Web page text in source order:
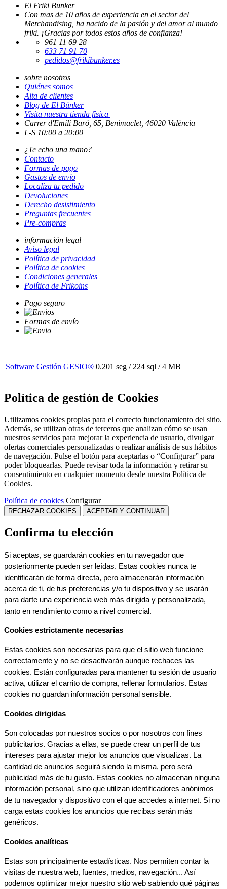
El Friki Bunker
Con mas de 10 años de experiencia en el sector del
Merchandising, ha nacido de la pasión y del amor al mundo
friki. ¡Gracias por todos estos años de confianza!
961 11 69 28
633 71 91 70
pedidos@frikibunker.es
sobre nosotros
Quiénes somos
Alta de clientes
Blog de El Búnker
Visita nuestra tienda física
Carrer d'Emili Baró, 65, Benimaclet, 46020 València
L-S 10:00 a 20:00
¿Te echo una mano?
Contacto
Formas de pago
Gastos de envío
Localiza tu pedido
Devoluciones
Derecho desistimiento
Preguntas frecuentes
Pre-compras
información legal
Aviso legal
Política de privacidad
Política de cookies
Condiciones generales
Política de Frikoins
Pago seguro
Formas de envío
Software Gestión GESIO® 0.201 seg / 224 sql / 4 MB
Política de gestión de Cookies
Utilizamos cookies propias para el correcto funcionamiento del sitio.
Además, se utilizan otras de terceros que analizan cómo se usan
nuestros servicios para mejorar la experiencia de usuario, divulgar
ofertas comerciales personalizadas o realizar análisis de sus hábitos
de navegación. Pulse el botón para aceptarlas o “Configurar” para
poder bloquearlas. Puede revisar toda la información y retirar su
consentimiento en cualquier momento desde nuestra Política de
Cookies.
Política de cookies Configurar
RECHAZAR COOKIES ACEPTAR Y CONTINUAR
Confirma tu elección
Si aceptas, se guardarán cookies en tu navegador que
posteriormente pueden ser leídas. Estas cookies nunca te
identificarán de forma directa, pero almacenarán información
acerca de ti, de tus preferencias y/o tu dispositivo y se usarán
para darte una experiencia web más dirigida y personalizada,
tanto en rendimiento como a nivel comercial.
Cookies estrictamente necesarias
Estas cookies son necesarias para que el sitio web funcione
correctamente y no se desactivarán aunque rechaces las
cookies. Están configuradas para mantener tu sesión de usuario
activa, utilizar el carrito de compra, rellenar formularios. Estas
cookies no guardan información personal sensible.
Cookies dirigidas
Son colocadas por nuestros socios o por nosotros con fines
publicitarios. Gracias a ellas, se puede crear un perfil de tus
intereses para ajustar mejor los anuncios que visualizas. La
cantidad de anuncios seguirá siendo la misma, pero será
publicidad más de tu gusto. Estas cookies no almacenan ninguna
información personal, sino que utilizan identificadores anónimos
de tu navegador y dispositivo con el que accedes a internet. Si no
carga estas cookies los anuncios que recibas serán más
genéricos.
Cookies analíticas
Estas son principalmente estadísticas. Nos permiten contar la
visitas de nuestra web, fuentes, medios, navegación... Así
podemos optimizar mejor nuestro sitio web sabiendo qué páginas